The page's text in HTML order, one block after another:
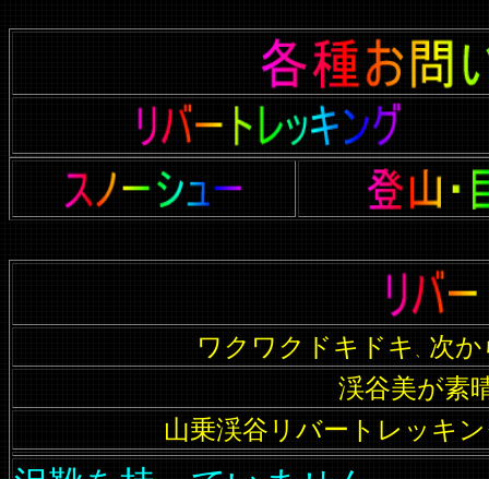
ワクワクドキドキ 、 次
渓谷美が素
山乗渓谷リバートレッキ